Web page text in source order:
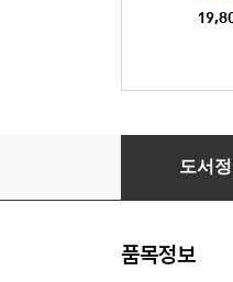
굿 라이프
도서
품목정보